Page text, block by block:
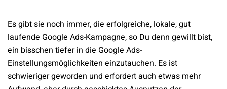
Es gibt sie noch immer, die erfolgreiche, lokale, gut
laufende Google Ads-Kampagne, so Du denn gewillt bist,
ein bisschen tiefer in die Google Ads-
Einstellungsmöglichkeiten einzutauchen. Es ist
schwieriger geworden und erfordert auch etwas mehr